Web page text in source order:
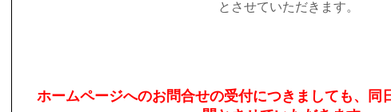
とさせていただきます。
ホームページへのお問合せの受付につきましても、同